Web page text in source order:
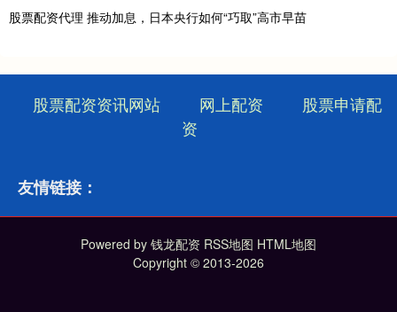
股票配资代理 推动加息，日本央行如何“巧取”高市早苗
股票配资资讯网站 网上配资
股票申请配
资
友情链接：
Powered by 钱龙配资 RSS地图 HTML地图
Copyright © 2013-2026